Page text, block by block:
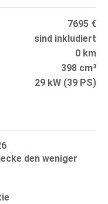
7695 €
sind inkludiert
0 km
398 cm³
29 kW (39 PS)
den weniger